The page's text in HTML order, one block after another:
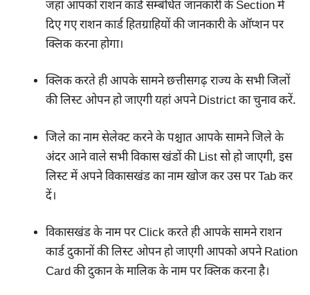
जहां आपको राशन कार्ड सम्बंधित जानकारी के Section में
दिए गए राशन कार्ड हितग्राहियों की जानकारी के ऑप्शन पर
क्लिक करना होगा।
क्लिक करते ही आपके सामने छत्तीसगढ़ राज्य के सभी जिलों
की लिस्ट ओपन हो जाएगी यहां अपने District का चुनाव करें.
जिले का नाम सेलेक्ट करने के पश्चात आपके सामने जिले के
अंदर आने वाले सभी विकास खंडों की List सो हो जाएगी, इस
लिस्ट में अपने विकासखंड का नाम खोज कर उस पर Tab कर
दें।
विकासखंड के नाम पर Click करते ही आपके सामने राशन
कार्ड दुकानों की लिस्ट ओपन हो जाएगी आपको अपने Ration
Card की दुकान के मालिक के नाम पर क्लिक करना है।